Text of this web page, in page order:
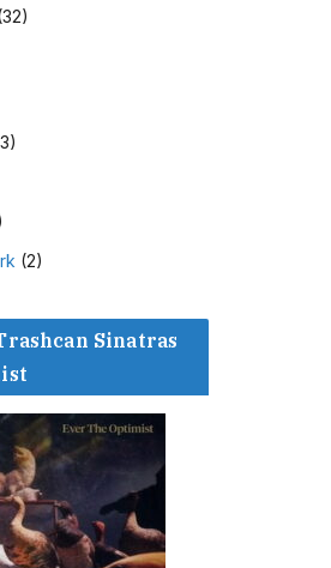
(2)
Sinatras